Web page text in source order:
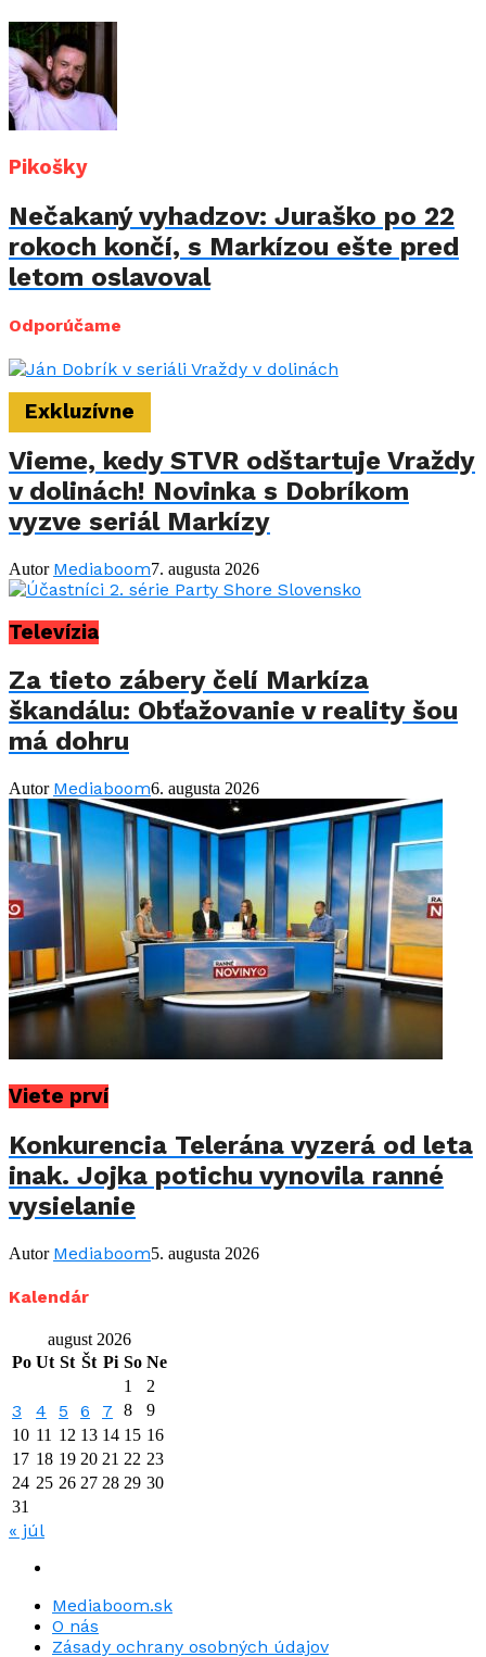
Pikošky
Nečakaný vyhadzov: Juraško po 22
rokoch končí, s Markízou ešte pred
letom oslavoval
Odporúčame
Exkluzívne
Vieme, kedy STVR odštartuje Vraždy
v dolinách! Novinka s Dobríkom
vyzve seriál Markízy
Autor Mediaboom7. augusta 2026
Televízia
Za tieto zábery čelí Markíza
škandálu: Obťažovanie v reality šou
má dohru
Autor Mediaboom6. augusta 2026
Viete prví
Konkurencia Telerána vyzerá od leta
inak. Jojka potichu vynovila ranné
vysielanie
Autor Mediaboom5. augusta 2026
Kalendár
august 2026
Po Ut St Št Pi So Ne
1
2
3 4 5 6 7 8
9
10 11 12 13 14 15 16
17 18 19 20 21 22 23
24 25 26 27 28 29 30
31
« júl
Mediaboom.sk
O nás
Zásady ochrany osobných údajov